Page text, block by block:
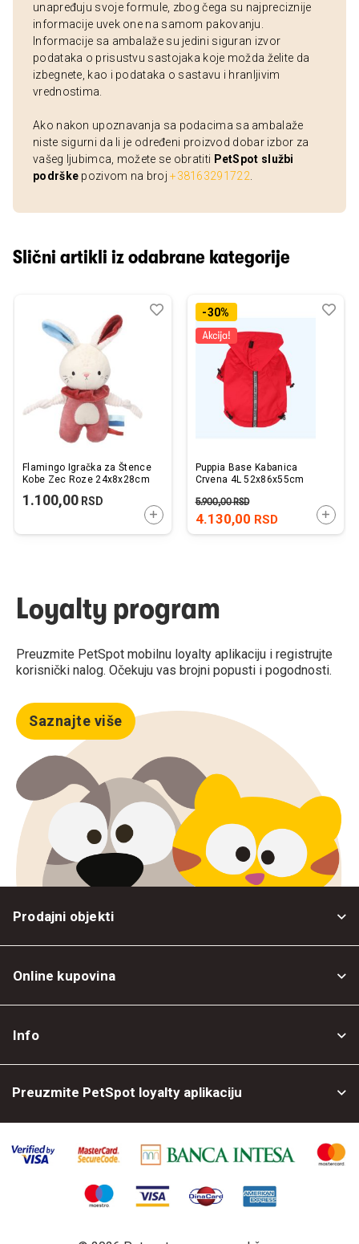
unapređuju svoje formule, zbog čega su najpreciznije
informacije uvek one na samom pakovanju.
Informacije sa ambalaže su jedini siguran izvor
podataka o prisustvu sastojaka koje možda želite da
izbegnete, kao i podataka o sastavu i hranljivim
vrednostima.
Ako nakon upoznavanja sa podacima sa ambalaže
niste sigurni da li je određeni proizvod dobar izbor za
vašeg ljubimca, možete se obratiti PetSpot službi
podrške pozivom na broj+38163291722
Slični artikli iz odabrane kategorije
Flamingo Igračka za Štence
Kobe Zec Roze 24x8x28cm
1.100,00 RSD
DODAJTE U KORPU
Dodaj
Uporedi-30%
Puppia Base Kabanica
Crvena 4L 52x86x55cm
4.130,00 RSD
5.900,00RSD
Loyalty program
Preuzmite PetSpot mobilnu loyalty aplikaciju i registrujte
korisnički nalog. Očekuju vas brojni popusti i pogodnosti.
Saznajte više
Prodajni objekti
Online kupovina
Info
Preuzmite PetSpot loyalty aplikaciju